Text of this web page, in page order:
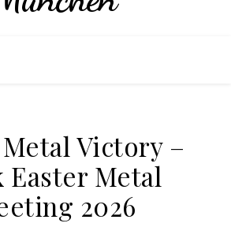
Victory –
Easter Metal
2026